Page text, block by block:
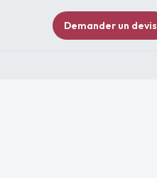
Demander un devis